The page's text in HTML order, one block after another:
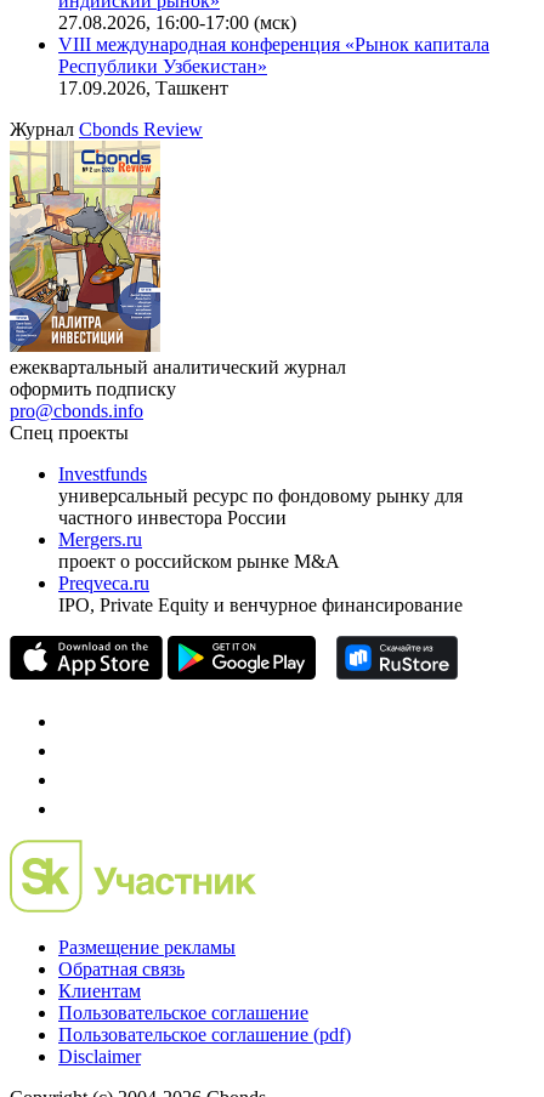
офисную недвижимость»
11.08.2026, 16:30-18:00 (мск)
Онлайн-семинар «Доступ иностранных инвесторов на
индийский рынок»
VIII международная конференция «Рынок капитала
Республики Узбекистан»
17.09.2026, Ташкент
ЖурналCbonds Review
ежеквартальный аналитический журнал
оформить подписку
pro@cbonds.info
Спец проекты
Investfunds
универсальный ресурс по фондовому рынку для
частного инвестора России
проект о российском рынке M&A
Preqveca.ru
Размещение рекламы
Обратная связь